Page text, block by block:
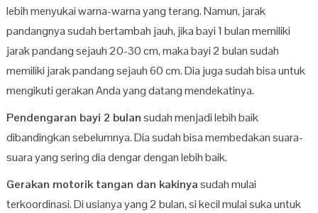
lebih menyukai warna-warna yang terang. Namun, jarak
pandangnya sudah bertambah jauh, jika bayi 1 bulan memiliki
jarak pandang sejauh 20-30 cm, maka bayi 2 bulan sudah
memiliki jarak pandang sejauh 60 cm. Dia juga sudah bisa untuk
mengikuti gerakan Anda yang datang mendekatinya.
Pendengaran bayi 2 bulansudah menjadi lebih baik
dibandingkan sebelumnya. Dia sudah bisa membedakan suara-
suara yang sering dia dengar dengan lebih baik.
Gerakan motorik tangan dan kakinyasudah mulai
terkoordinasi. Di usianya yang 2 bulan, si kecil mulai suka untuk